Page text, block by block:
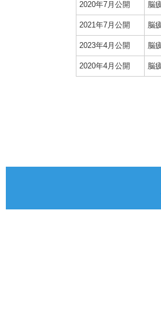
2020年7月公開 脳
2021年7月公開 脳
2023年4月公開 脳
2020年4月公開 脳